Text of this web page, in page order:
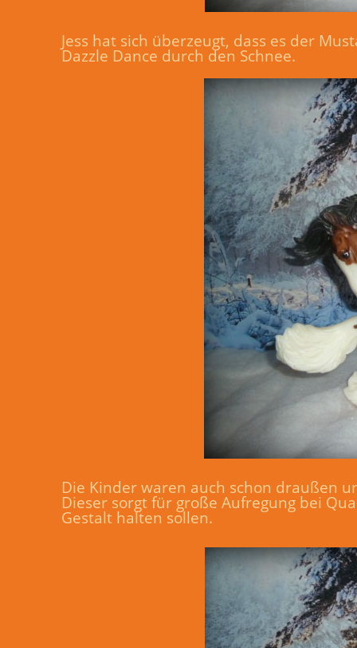
Jess hat sich überzeugt, dass es der
Dazzle Dance durch den Schnee.
Die Kinder waren auch schon draußen
Dieser sorgt für große Aufregung bei
Gestalt halten sollen.